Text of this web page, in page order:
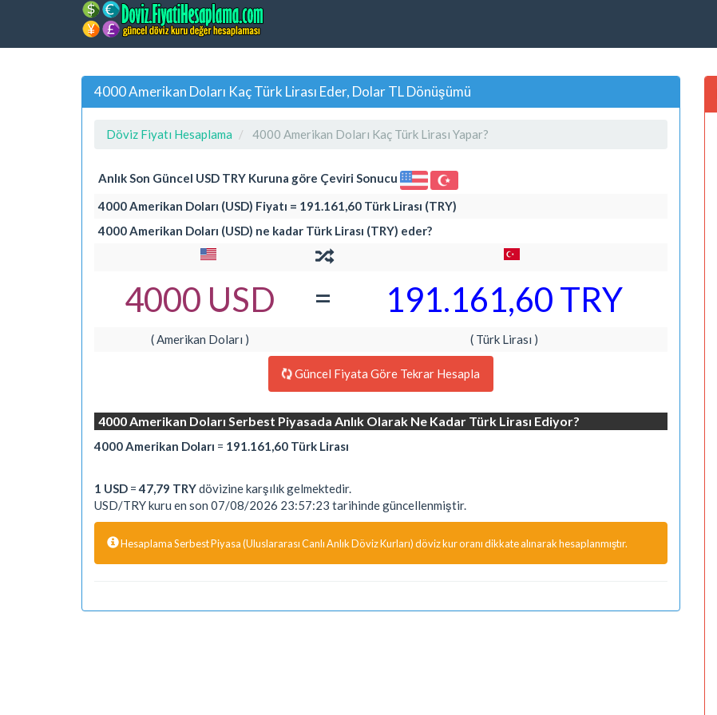
4000 Amerikan Doları Kaç Türk Lirası Eder, Dolar TL Dönüşümü
Döviz Fiyatı Hesaplama 4000 Amerikan Doları Kaç Türk Lirası Yapar?
Anlık Son Güncel USD TRY Kuruna göre Çeviri Sonucu
4000 Amerikan Doları (USD) Fiyatı = 191.161,60 Türk Lirası (TRY)
4000 Amerikan Doları (USD) ne kadar Türk Lirası (TRY) eder?
4000 USD = 191.161,60 TRY
( Amerikan Doları ) ( Türk Lirası )
Güncel Fiyata Göre Tekrar Hesapla
4000 Amerikan Doları Serbest Piyasada Anlık Olarak Ne Kadar Türk Lirası Ediyor?
4000 Amerikan Doları = 191.161,60 Türk Lirası
1 USD =47,79 TRYdövizine karşılık gelmektedir.
USD/TRY kuru en son 07/08/2026 23:57:23 tarihinde güncellenmiştir.
Hesaplama Serbest Piyasa (Uluslararası Canlı Anlık Döviz Kurları) döviz kur oranı dikkate alınarak hesaplanmıştır.